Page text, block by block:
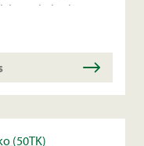
ein breites
Abreife des